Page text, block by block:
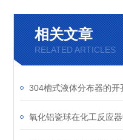
相关文章
RELATED ARTICLES